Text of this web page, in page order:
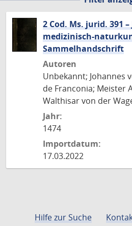
2 Cod. Ms. jurid. 391
medizinisch-
Sammelhandschrift
Autoren
Unbekannt; Johannes
de Franconia; Meister
Walthisar von der
Jahr:
1474
Importdatum:
17.03.2022
Hilfe zur Suche